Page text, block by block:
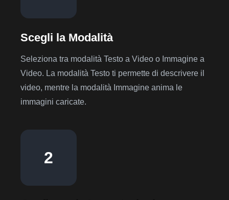
Scegli la Modalità
Seleziona tra modalità Testo a Video o Immagine a
Video. La modalità Testo ti permette di descrivere il
video, mentre la modalità Immagine anima le
immagini caricate.
2